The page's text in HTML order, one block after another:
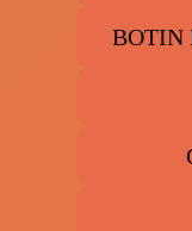
BOTIN